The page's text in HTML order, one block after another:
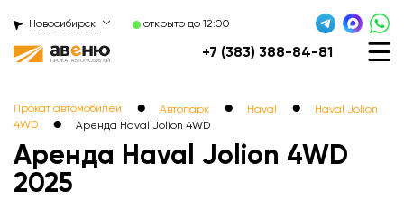
Новосибирск открыто до 12:00
+7 (383) 388-84-81
Прокат автомобилей ● Автопарк ● Haval ●
Haval Jolion
4WD
● Аренда Haval Jolion 4WDㅤㅤㅤㅤㅤㅤㅤㅤㅤㅤㅤㅤㅤ
Аренда Haval Jolion 4WD
2025